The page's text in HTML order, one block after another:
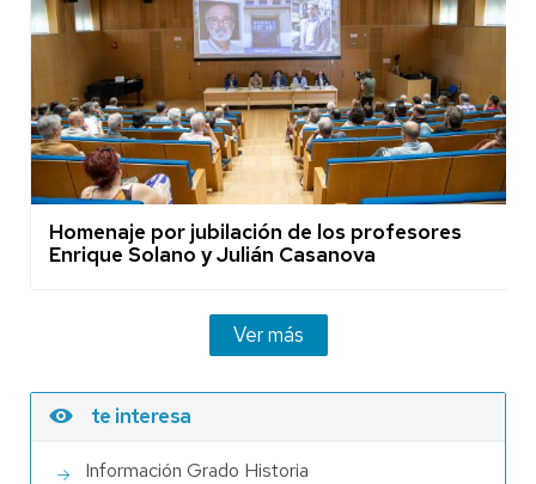
Homenaje por jubilación de los profesores
Enrique Solano y Julián Casanova
Ver más
te interesa
Información Grado Historia